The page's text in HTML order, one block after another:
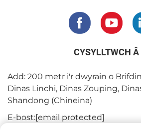
CYSYLLTWCH Â
Add: 200 metr i'r dwyrain o
Dinas Linchi, Dinas Zouping,
Shandong (Chineina)
E-bost:[email protected]